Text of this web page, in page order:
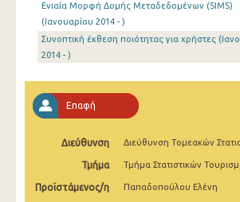
Μαΐου 2025
Απριλίου 2025
Φεβρουαρίου 2025
Νοεμβρίου 2024
Ενιαία Μορφή Δομής Μεταδεδομένων (SIMS)
(Ιανουαρίου 2014 - )
Συνοπτική έκθεση ποιότητας για χρήστες
2014 - )
Επαφή
Διεύθυνση Διεύθυνση Τομεακών
Τμήμα Τμήμα Στατιστικών
Προϊστάμενος/η Παπαδοπούλου Ελένη